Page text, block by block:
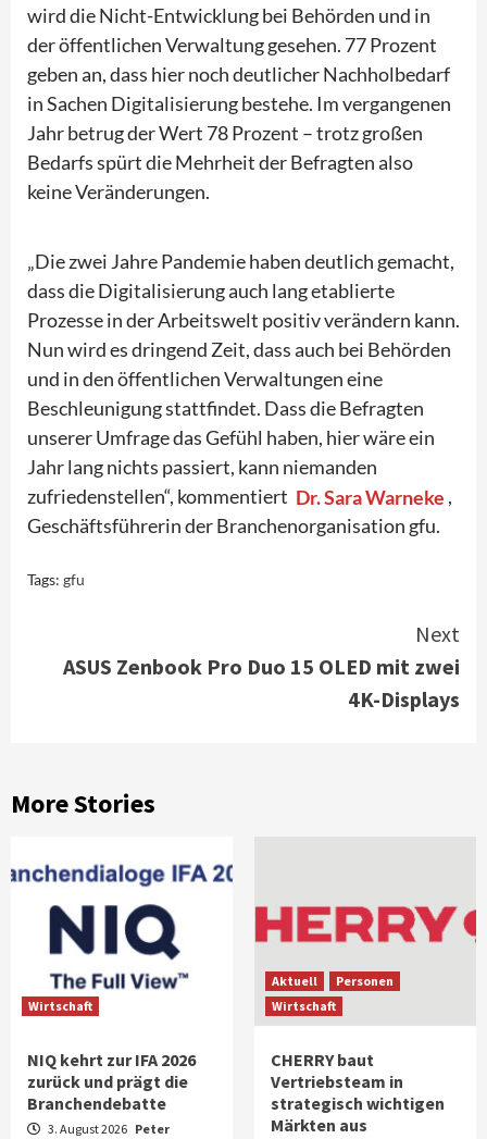
wird die Nicht-Entwicklung bei Behörden und in
der öffentlichen Verwaltung gesehen. 77 Prozent
geben an, dass hier noch deutlicher Nachholbedarf
in Sachen Digitalisierung bestehe. Im vergangenen
Jahr betrug der Wert 78 Prozent – trotz großen
Bedarfs spürt die Mehrheit der Befragten also
keine Veränderungen.
„Die zwei Jahre Pandemie haben deutlich gemacht,
dass die Digitalisierung auch lang etablierte
Prozesse in der Arbeitswelt positiv verändern kann.
Nun wird es dringend Zeit, dass auch bei Behörden
und in den öffentlichen Verwaltungen eine
Beschleunigung stattfindet. Dass die Befragten
unserer Umfrage das Gefühl haben, hier wäre ein
Jahr lang nichts passiert, kann niemanden
zufriedenstellen“, kommentiert Dr. Sara Warneke ,
Geschäftsführerin der Branchenorganisation gfu.
Tags: gfu
Reading
Next
ASUS Zenbook Pro Duo 15 OLED mit zwei
4K-Displays
More Stories
Wirtschaft
NIQ kehrt zur IFA 2026
zurück und prägt die
Branchendebatte
3. August 2026 Peter
Aktuell
Personen
Wirtschaft
CHERRY baut
Vertriebsteam in
strategisch wichtigen
Märkten aus